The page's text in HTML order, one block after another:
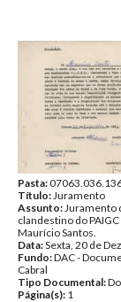
Pasta:
Título:Juramento
Assunto:Juramento
clandestino do
Maurício Santos.
Data:Sexta, 20 de
Fundo:DAC -
Cabral
Tipo Documental:
Página(s): 1